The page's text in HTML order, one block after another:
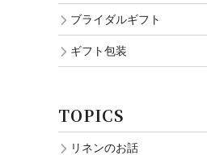
ブライダルギフト
ギフト包装
TOPICS
リネンのお話